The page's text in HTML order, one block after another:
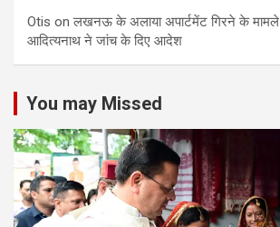
Otis onलखनऊ के अलाया अपार्टमेंट गिरने के मामले
आद‍ित्‍यनाथ ने जांच के द‍िए आदेश
You may Missed